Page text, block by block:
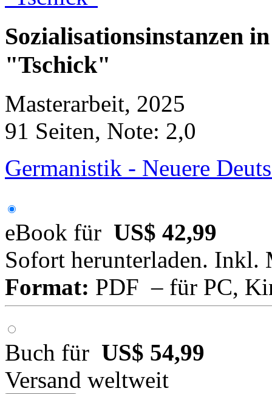
Sozialisationsinstanzen
"Tschick"
Masterarbeit, 2025
91 Seiten, Note: 2,0
Germanistik - Neuere
eBook für US$ 42,99
Sofort herunterladen. Inkl.
Format: PDF – für PC,
Buch für US$ 54,99
Versand weltweit